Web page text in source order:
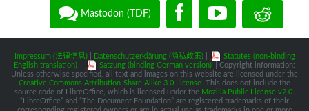
Mastodon (TDF)
Impressum (法律信息)| Datenschutzerklärung (隐私政策)|
Statutes (non-binding
English translation) - Satzung (binding German version)
| Copyright information:
Unless otherwise specified, all text and images on this website are licensed under the
Creative Commons Attribution-Share Alike 3.0 License . This does not include the
source code of LibreOffice, which is licensed under the Mozilla Public License v2.0
“LibreOffice” and “The Document Foundation” are registered trademarks of their